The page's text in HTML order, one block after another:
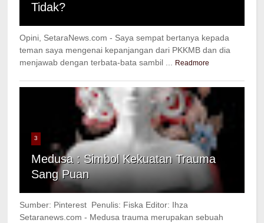
Tidak?
Opini, SetaraNews.com - Saya sempat bertanya kepada
teman saya mengenai kepanjangan dari PKKMB dan dia
menjawab dengan terbata-bata sambil ...
Readmore
3
Medusa : Simbol Kekuatan Trauma
Sang Puan
Sumber: Pinterest Penulis: Fiska Editor: Ihza
Setaranews.com - Medusa trauma merupakan sebuah